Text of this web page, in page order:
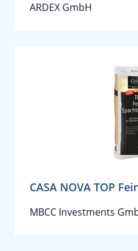
ARDEX GmbH
CASA NOVA TOP
MBCC Investments